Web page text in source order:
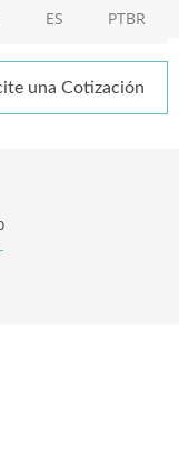
ES PTBR
una Cotización